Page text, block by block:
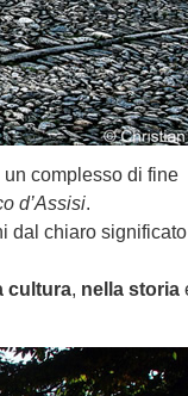
un complesso di fine
d’Assisi.
dal chiaro significato
cultura, nella storia